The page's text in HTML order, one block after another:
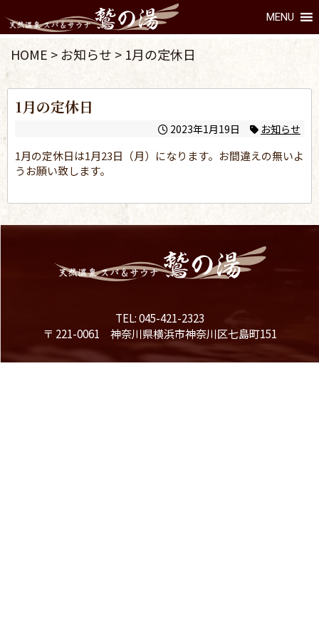
MENU
HOME > お知らせ > 1月の定休日
1月の定休日
2023年1月19日 お知らせ
1月の定休日は1月23日（月）になります。お間違えの無いよ
うお願い致します。
TEL: 045-421-2323
〒 221-0061 神奈川県横浜市神奈川区七島町151